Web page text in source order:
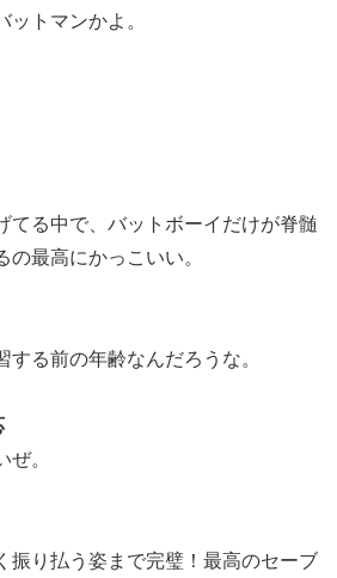
ットマンかよ。
てる中で、バットボーイだけが脊髄
の最高にかっこいい。
する前の年齢なんだろうな。
ぜ。
振り払う姿まで完璧！最高のセーブ